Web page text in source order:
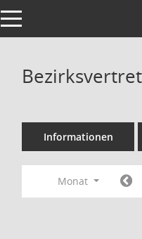
Toggle navigation
Informationen
Monat